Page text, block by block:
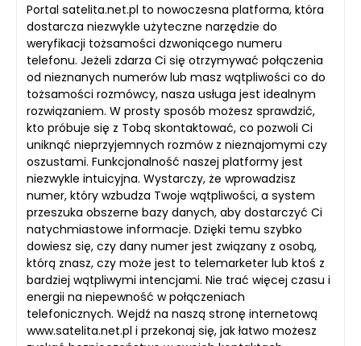
Portal satelita.net.pl to nowoczesna platforma, która
dostarcza niezwykle użyteczne narzędzie do
weryfikacji tożsamości dzwoniącego numeru
telefonu. Jeżeli zdarza Ci się otrzymywać połączenia
od nieznanych numerów lub masz wątpliwości co do
tożsamości rozmówcy, nasza usługa jest idealnym
rozwiązaniem. W prosty sposób możesz sprawdzić,
kto próbuje się z Tobą skontaktować, co pozwoli Ci
uniknąć nieprzyjemnych rozmów z nieznajomymi czy
oszustami. Funkcjonalność naszej platformy jest
niezwykle intuicyjna. Wystarczy, że wprowadzisz
numer, który wzbudza Twoje wątpliwości, a system
przeszuka obszerne bazy danych, aby dostarczyć Ci
natychmiastowe informacje. Dzięki temu szybko
dowiesz się, czy dany numer jest związany z osobą,
którą znasz, czy może jest to telemarketer lub ktoś z
bardziej wątpliwymi intencjami. Nie trać więcej czasu i
energii na niepewność w połączeniach
telefonicznych. Wejdź na naszą stronę internetową
www.satelita.net.pl i przekonaj się, jak łatwo możesz